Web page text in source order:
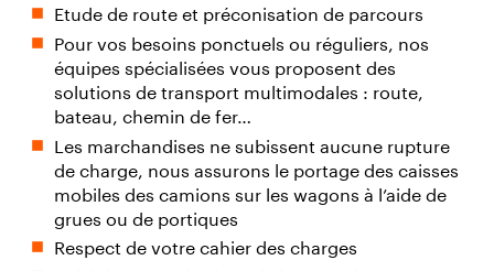
Etude de route et préconisation de parcours
Pour vos besoins ponctuels ou réguliers, nos
équipes spécialisées vous proposent des
solutions de transport multimodales : route,
bateau, chemin de fer…
Les marchandises ne subissent aucune rupture
de charge, nous assurons le portage des caisses
mobiles des camions sur les wagons à l’aide de
grues ou de portiques
Respect de votre cahier des charges